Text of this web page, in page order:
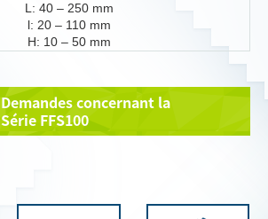
L: 40 – 250 mm
l: 20 – 110 mm
H: 10 – 50 mm
Demandes concernant la
Série FFS100